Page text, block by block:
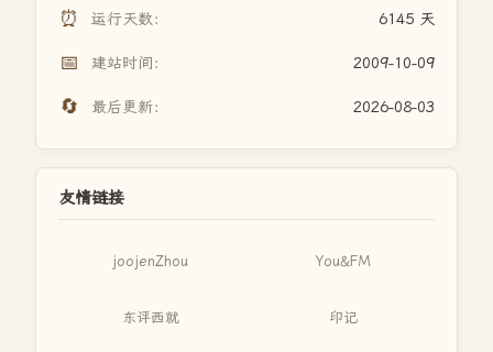
⏰ 运行天数： 6145 天
📅 建站时间： 2009-10-09
🔄 最后更新： 2026-08-03
友情链接
joojenZhou You&FM
东评西就 印记